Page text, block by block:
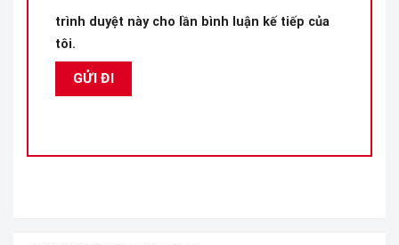
trình duyệt này cho lần bình luận kế tiếp của
tôi.